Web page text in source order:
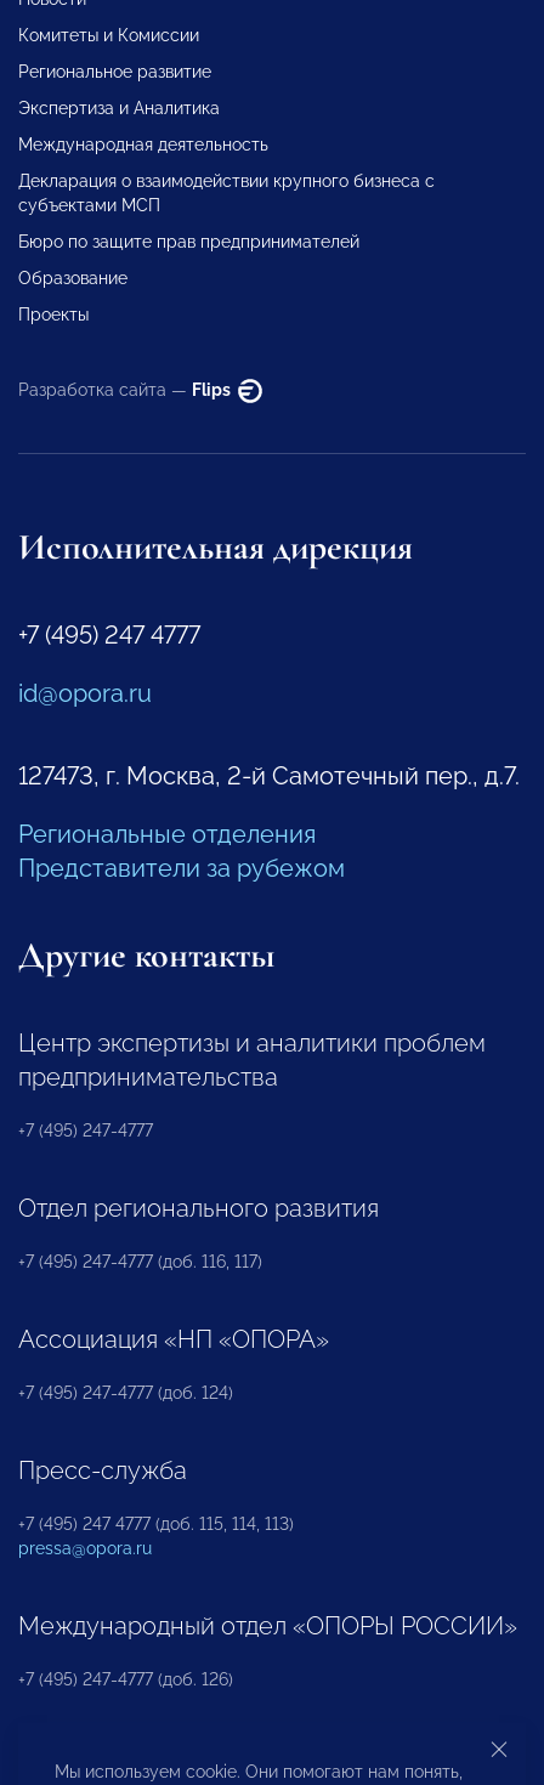
Комитеты и Комиссии
Региональное развитие
Экспертиза и Аналитика
Международная деятельность
Декларация о взаимодействии крупного бизнеса с
субъектами МСП
Бюро по защите прав предпринимателей
Образование
Проекты
Разработка сайта — Flips
Исполнительная дирекция
+7 (495) 247 4777
id@opora.ru
127473, г. Москва, 2-й Самотечный пер., д.7.
Региональные отделения
Представители за рубежом
Другие контакты
Центр экспертизы и аналитики проблем
предпринимательства
+7 (495) 247-4777
Отдел регионального развития
+7 (495) 247-4777 (доб. 116, 117)
Ассоциация «НП «ОПОРА»
+7 (495) 247-4777 (доб. 124)
Пресс-служба
+7 (495) 247 4777 (доб. 115, 114, 113)
pressa@opora.ru
Международный отдел «ОПОРЫ РОССИИ»
+7 (495) 247-4777 (доб. 126)
Бюро по защите прав предпринимателей и
Мы используем cookie. Они помогают нам понять,